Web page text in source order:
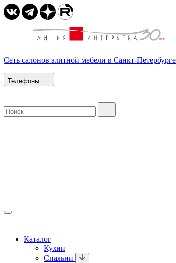
Сеть салонов элитной мебели в Санкт-Петербурге
Телефоны
Каталог
Кухни
Спальни